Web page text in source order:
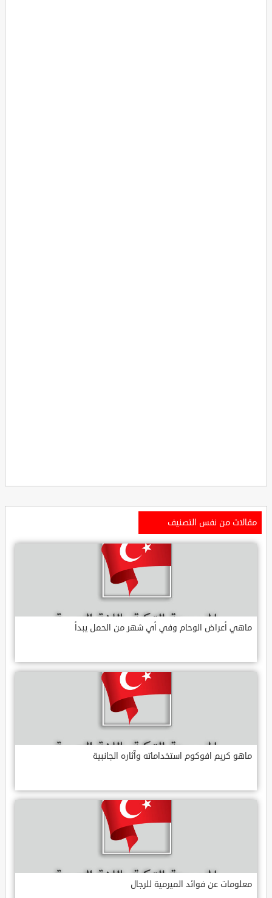
مقالات من نفس التصنيف
ماهي أعراض الوحام وفي أي شهر من الحمل يبدأ
ماهو كريم افوكوم استخداماته وآثاره الجانبية
معلومات عن فوائد الميرمية للرجال